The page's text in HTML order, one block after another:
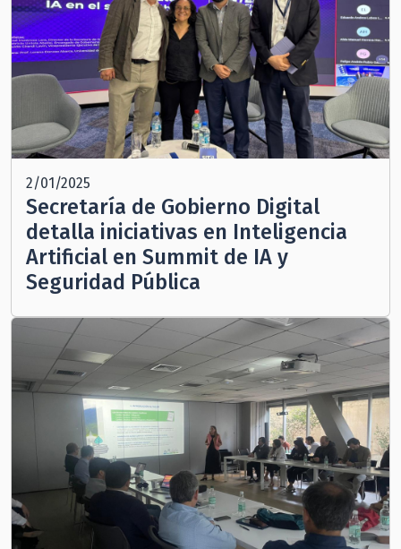
2/01/2025
Secretaría de Gobierno Digital
detalla iniciativas en Inteligencia
Artificial en Summit de IA y
Seguridad Pública